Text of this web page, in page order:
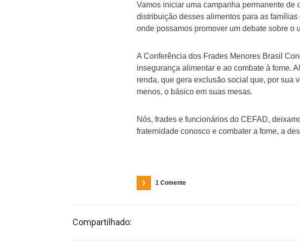
Vamos iniciar uma campanha permanente de
distribuição desses alimentos para as
onde possamos promover um debate sobre o
A Conferência dos Frades Menores Brasil
insegurança alimentar e ao combate à fome.
renda, que gera exclusão social que, por sua
menos, o básico em suas mesas.
Nós, frades e funcionários do CEFAD,
fraternidade conosco e combater a fome, a
1 Comente
Compartilhado: